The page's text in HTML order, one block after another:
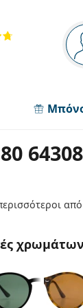
χρωμάτων